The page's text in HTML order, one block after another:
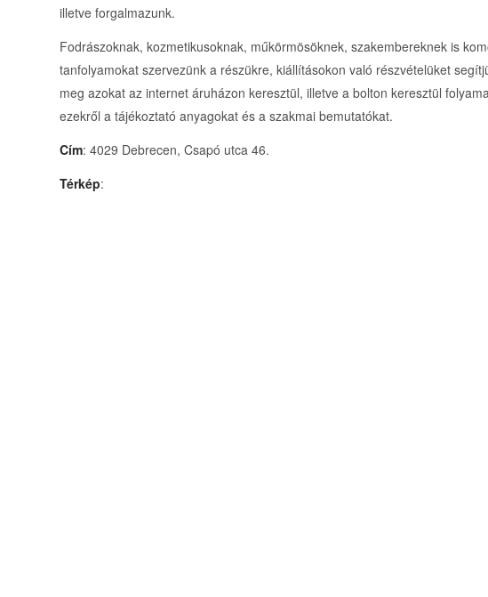
illetve forgalmazunk.
Fodrászoknak, kozmetikusoknak, műkörmösöknek, szakembereknek is
tanfolyamokat szervezünk a részükre, kiállításokon való részvételüket
meg azokat az internet áruházon keresztül, illetve a bolton keresztül
ezekről a tájékoztató anyagokat és a szakmai bemutatókat.
Cím: 4029 Debrecen, Csapó utca 46.
Térkép: